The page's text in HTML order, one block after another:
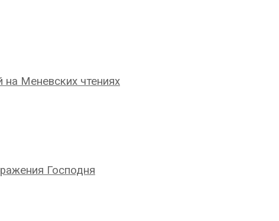
Меневских чтениях
Господня